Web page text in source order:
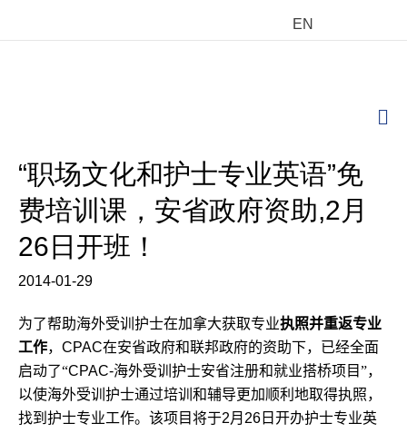
EN
“职场文化和护士专业英语”免
费培训课，安省政府资助,2月
26日开班！
2014-01-29
为了帮助海外受训护士在加拿大获取专业执照并重返专业
工作， CPAC在安省政府和联邦政府的资助下，已经全面
启动了“CPAC-海外受训护士安省注册和就业搭桥项目”，
以使海外受训护士通过培训和辅导更加顺利地取得执照，
找到护士专业工作。该项目将于2月 26 日开办护士专业英